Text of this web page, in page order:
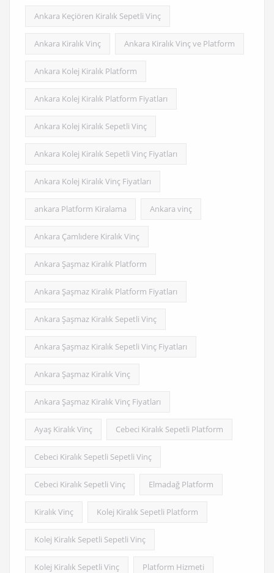
Ankara Keçiören Kiralık Sepetli Vinç
Ankara Kiralık Vinç Ankara Kiralık Vinç ve Platform
Ankara Kolej Kiralık Platform
Ankara Kolej Kiralık Platform Fiyatları
Ankara Kolej Kiralık Sepetli Vinç
Ankara Kolej Kiralık Sepetli Vinç Fiyatları
Ankara Kolej Kiralık Vinç Fiyatları
ankara Platform Kiralama Ankara vinç
Ankara Çamlıdere Kiralık Vinç
Ankara Şaşmaz Kiralık Platform
Ankara Şaşmaz Kiralık Platform Fiyatları
Ankara Şaşmaz Kiralık Sepetli Vinç
Ankara Şaşmaz Kiralık Sepetli Vinç Fiyatları
Ankara Şaşmaz Kiralık Vinç
Ankara Şaşmaz Kiralık Vinç Fiyatları
Ayaş Kiralık Vinç Cebeci Kiralık Sepetli Platform
Cebeci Kiralık Sepetli Sepetli Vinç
Cebeci Kiralık Sepetli Vinç Elmadağ Platform
Kiralık Vinç Kolej Kiralık Sepetli Platform
Kolej Kiralık Sepetli Sepetli Vinç
Kolej Kiralık Sepetli Vinç Platform Hizmeti